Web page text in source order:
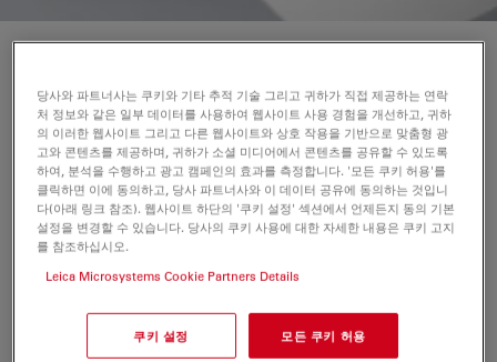
캡처합니다
낮은 배율로 샘플을 검사해야 하는 경우에도 K5C를 사용하
면 미세한 디테일을 표시할 수 있을 뿐만 아니라 밝거나 어
두운 영역에서도 자세히 볼 수 있습니다.
작은 차이를 구분, 연구 및 문서화합니다
고해상도 CMOS 센서가 탑재되어 매우 미묘한 색상 차이를
관찰하고 문서화 할 수 있으며, 현미경 시스템의 광학 성능
당사와 파트너사는 쿠키와 기타 추적 기술 그리고 귀하가 직접 제공하는 연락
처 정보와 같은 일부 데이터를 사용하여 웹사이트 사용 경험을 개선하고, 귀하
의 이러한 웹사이트 그리고 다른 웹사이트와 상호 작용을 기반으로 맞춤형 광
고와 콘텐츠를 제공하며, 귀하가 소셜 미디어에서 콘텐츠를 공유할 수 있도록
하여, 분석을 수행하고 광고 캠페인의 효과를 측정합니다. '모든 쿠키 허용'를
클릭하면 이에 동의하고, 당사 파트너사와 이 데이터 공유에 동의하는 것입니
다(아래 링크 참조). 웹사이트 하단의 '쿠키 설정' 섹션에서 언제든지 동의 기본
설정을 변경할 수 있습니다. 당사의 쿠키 사용에 대한 자세한 내용은 쿠키 고지
를 참조하십시오.
Leica Microsystems Cookie Partners Details
쿠키 설정 모든 쿠키 허용